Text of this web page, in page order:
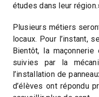
études dans leur
Plusieurs métiers
locaux. Pour l’instant,
Bientôt, la
suivies par la
l’installation de
d’élèves ont répondu